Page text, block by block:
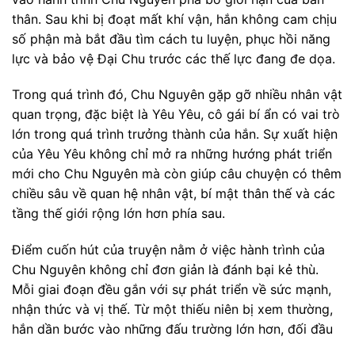
thân. Sau khi bị đoạt mất khí vận, hắn không cam chịu
số phận mà bắt đầu tìm cách tu luyện, phục hồi năng
lực và bảo vệ Đại Chu trước các thế lực đang đe dọa.
Trong quá trình đó, Chu Nguyên gặp gỡ nhiều nhân vật
quan trọng, đặc biệt là Yêu Yêu, cô gái bí ẩn có vai trò
lớn trong quá trình trưởng thành của hắn. Sự xuất hiện
của Yêu Yêu không chỉ mở ra những hướng phát triển
mới cho Chu Nguyên mà còn giúp câu chuyện có thêm
chiều sâu về quan hệ nhân vật, bí mật thân thế và các
tầng thế giới rộng lớn hơn phía sau.
Điểm cuốn hút của truyện nằm ở việc hành trình của
Chu Nguyên không chỉ đơn giản là đánh bại kẻ thù.
Mỗi giai đoạn đều gắn với sự phát triển về sức mạnh,
nhận thức và vị thế. Từ một thiếu niên bị xem thường,
hắn dần bước vào những đấu trường lớn hơn, đối đầu